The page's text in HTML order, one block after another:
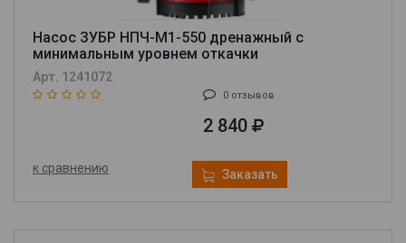
Насос ЗУБР НПЧ-М1-550 дренажный с
минимальным уровнем откачки
Арт. 1241072
0 отзывов
2 840
к сравнению Заказать